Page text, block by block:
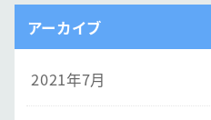
アーカイブ
2021年7月